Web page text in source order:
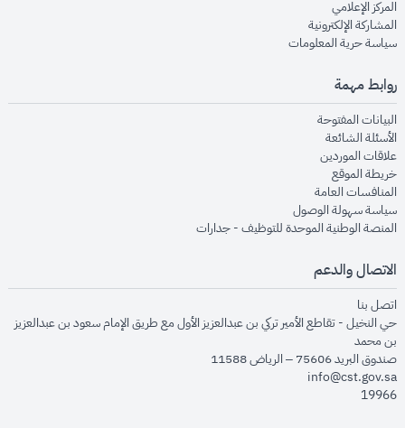
المركز الإعلاميopens in new window
المشاركة الإلكترونيةopens in new window
سياسة حرية المعلوماتopens in new window
روابط مهمة
البيانات المفتوحةopens in new window
الأسئلة الشائعةopens in new window
علاقات الموردينopens in new window
خريطة الموقعopens in new window
المنافسات العامةopens in new window
سياسة سهولة الوصولopens in new window
المنصة الوطنية الموحدة للتوظيف - جداراتopens in new window
الاتصال والدعم
اتصل بنا
حي النخيل - تقاطع الأمير تركي بن عبدالعزيز الأول مع طريق الإمام سعود بن عبدالعزيز
بن محمد
صندوق البريد 75606 – الرياض 11588
info@cst.gov.sa
19966